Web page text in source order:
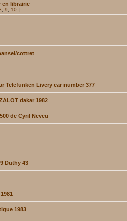
en librairie
9 10 ]
cottret
Telefunken Livery car number 377
dakar 1982
de Cyril Neveu
Duthy 43
1983